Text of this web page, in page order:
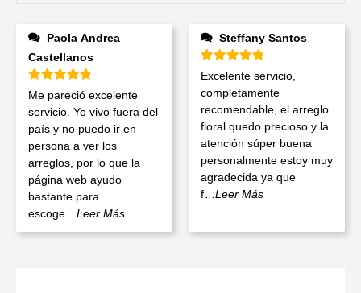
Castellanos
Valorado en5de 5
Me pareció excelente
servicio. Yo vivo fuera del
país y no puedo ir en
persona a ver los
arreglos, por lo que la
página web ayudo
bastante para
escoge
...Leer Más
Steffany Santos
Valorado en 5de 5
Excelente servicio,
completamente
recomendable, el arreglo
floral quedo precioso y la
atención súper buena
personalmente estoy muy
agradecida ya que
f
...Leer Más